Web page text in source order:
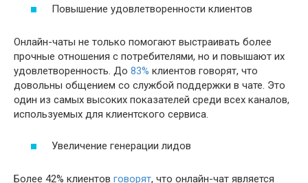
Повышение удовлетворенности клиентов
Онлайн-чаты не только помогают выстраивать более
прочные отношения с потребителями, но и повышают их
удовлетворенность. До 83% клиентов говорят, что
довольны общением со службой поддержки в чате. Это
один из самых высоких показателей среди всех каналов,
используемых для клиентского сервиса.
Увеличение генерации лидов
Более 42% клиентов говорят, что онлайн-чат является